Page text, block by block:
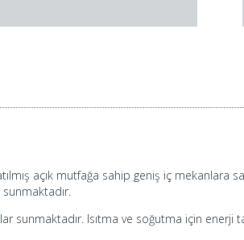
açık mutfağa sahip geniş iç
sunmaktadır. Isıtma ve soğutma için enerji